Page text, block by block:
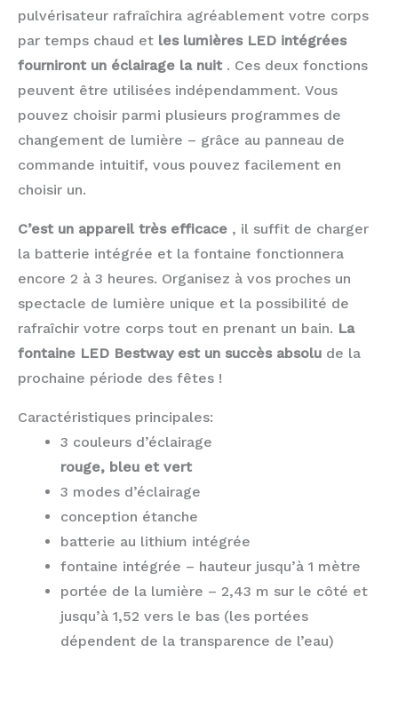
pulvérisateur rafraîchira agréablement votre corps
par temps chaud et les lumières LED intégrées
fourniront un éclairage la nuit . Ces deux fonctions
peuvent être utilisées indépendamment. Vous
pouvez choisir parmi plusieurs programmes de
changement de lumière – grâce au panneau de
commande intuitif, vous pouvez facilement en
choisir un.
C’est un appareil très efficace , il suffit de charger
la batterie intégrée et la fontaine fonctionnera
encore 2 à 3 heures. Organisez à vos proches un
spectacle de lumière unique et la possibilité de
rafraîchir votre corps tout en prenant un bain. La
fontaine LED Bestway est un succès absolu de la
prochaine période des fêtes !
Caractéristiques principales:
3 couleurs d’éclairage
rouge, bleu et vert
3 modes d’éclairage
conception étanche
batterie au lithium intégrée
fontaine intégrée – hauteur jusqu’à 1 mètre
portée de la lumière – 2,43 m sur le côté et
jusqu’à 1,52 vers le bas (les portées
dépendent de la transparence de l’eau)